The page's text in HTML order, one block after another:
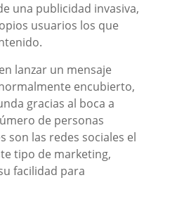
una publicidad invasiva,
usuarios los que
lanzar un mensaje
encubierto,
gracias al boca a
de personas
son las redes sociales el
tipo de marketing,
facilidad para